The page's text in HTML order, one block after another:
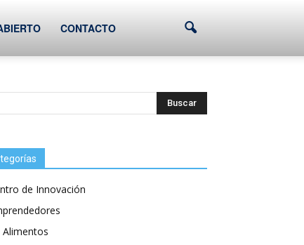
CONTACTO
de Innovación
Alimentos